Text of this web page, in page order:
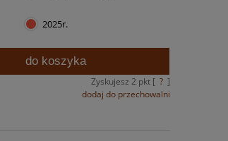
2025r.
do koszyka
Zyskujesz 2 pkt [ ? ]
dodaj do przechowalni